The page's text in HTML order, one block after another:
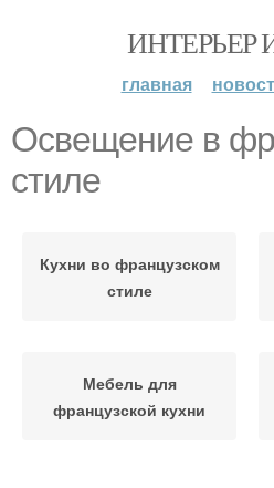
ИНТЕРЬЕР
главная
Освещение в
стиле
Кухни во французском
стиле
Мебель для
французской кухни